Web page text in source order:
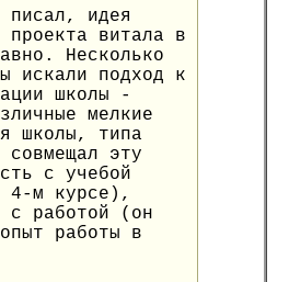
писал, идея
проекта витала в
Несколько
искали подход к
школы -
мелкие
школы, типа
эту
с учебой
4-м курсе),
с работой (он
работы в